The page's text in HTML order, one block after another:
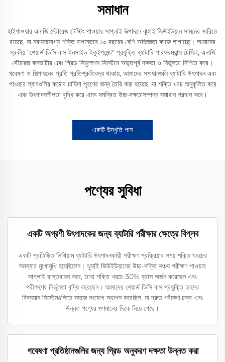
সমাধান
হাইপাওয়ার এনার্জি স্টোরেজ টেস্টিং পাওয়ার সাপ্লাই উত্পাদনে ঝুহাই জিউইউয়ান সামনের সারিতে
রয়েছে, যা নবায়নযোগ্য শক্তি রূপান্তরে ১০ বছরের বেশি অভিজ্ঞতা কাজে লাগাচ্ছে। আমাদের
স্বকীয় "শেয়ার্ড ডিসি বাস ইনসাইড ইকুইপমেন্ট" প্রযুক্তি ব্যাটারি পারফরম্যান্স টেস্টিং, এনার্জি
স্টোরেজ কনভার্টার এবং গ্রিড সিমুলেশন সিস্টেমে অভূতপূর্ব দক্ষতা ও নির্ভুলতা নিশ্চিত করে।
গবেষণা ও শিল্পায়নের প্রতি প্রতিশ্রুতিবদ্ধ থাকায়, আমাদের সমাধানগুলি ব্যাটারি উৎপাদন এবং
পাওয়ার ল্যাবগুলির কঠোর চাহিদা পূরণের জন্য তৈরি করা হয়েছে, যা শক্তি খরচ অনুকূলিত করে
এবং উৎপাদনশীলতা বৃদ্ধি করে এমন সমন্বিত উচ্চ-দক্ষতাসম্পন্ন সমাধান প্রদান করে।
একটি উদ্ধৃতি পান
পণ্যের সুবিধা
একটি অগ্রণী উৎপাদকের জন্য ব্যাটারি পরীক্ষার ক্ষেত্রে বিপ্লব
একটি প্রতিষ্ঠিত লিথিয়াম ব্যাটারি উৎপাদনকারী পরীক্ষণ প্রক্রিয়ার সময় শক্তি খরচের
সমস্যার মুখোমুখি হয়েছিলেন। ঝুহাই জিউইউয়ানের উচ্চ-শক্তি সঞ্চয় পরীক্ষণ পাওয়ার
সাপ্লাই বাস্তবায়ন করে, তারা শক্তি খরচে 30% হ্রাস অর্জন করেছেন এবং
পরীক্ষণের নির্ভুলতা বৃদ্ধি করেছেন। আমাদের শেয়ার্ড ডিসি বাস প্রযুক্তি তাদের
বিদ্যমান সিস্টেমগুলিতে সহজে সংযোগ স্থাপন করেছিল, যা দ্রুত পরীক্ষণ চক্র এবং
উন্নত পণ্যের গুণমানের দিকে নিয়ে গেছে।
গবেষণা প্রতিষ্ঠানগুলির জন্য গ্রিড অনুকরণ দক্ষতা উন্নত করা